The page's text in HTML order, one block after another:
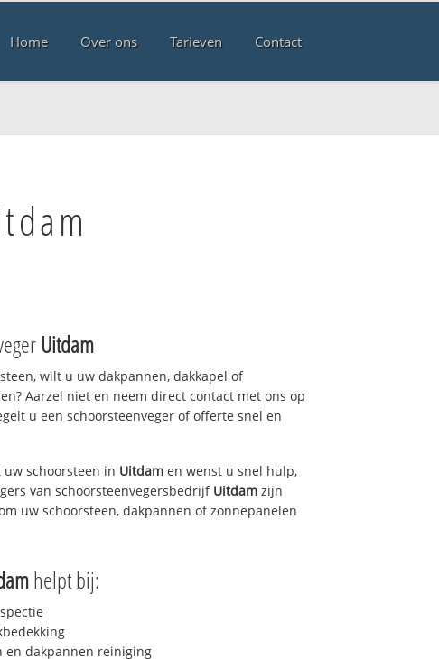
Home Over ons Tarieven Contact
Uitdam
wilt u uw dakpannen, dakkapel of
Aarzel niet en neem direct contact met ons op
u een schoorsteenveger of offerte snel en
schoorsteen in Uitdam en wenst u snel hulp,
van schoorsteenvegersbedrijf Uitdam zijn
uw schoorsteen, dakpannen of zonnepanelen
helpt bij:
en dakpannen reiniging